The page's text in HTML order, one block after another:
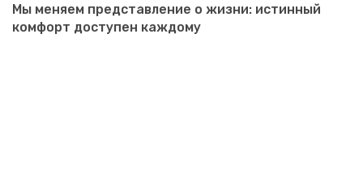
Мы меняем представление о жизни: истинный
комфорт доступен каждому